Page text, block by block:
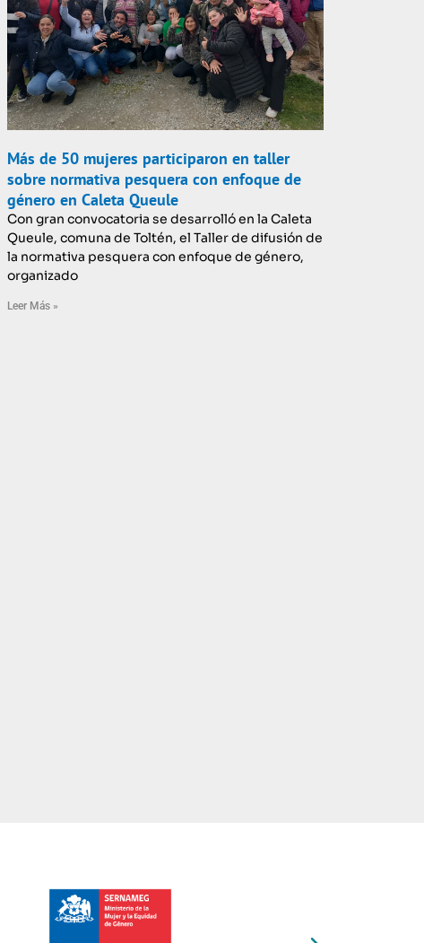
Más de 50 mujeres participaron en taller
sobre normativa pesquera con enfoque de
género en Caleta Queule
Con gran convocatoria se desarrolló en la Caleta
Queule, comuna de Toltén, el Taller de difusión de
la normativa pesquera con enfoque de género,
organizado
Leer Más »